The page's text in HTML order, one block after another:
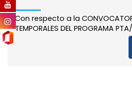
Con respecto a la
TEMPORALES DEL PROGRAMA